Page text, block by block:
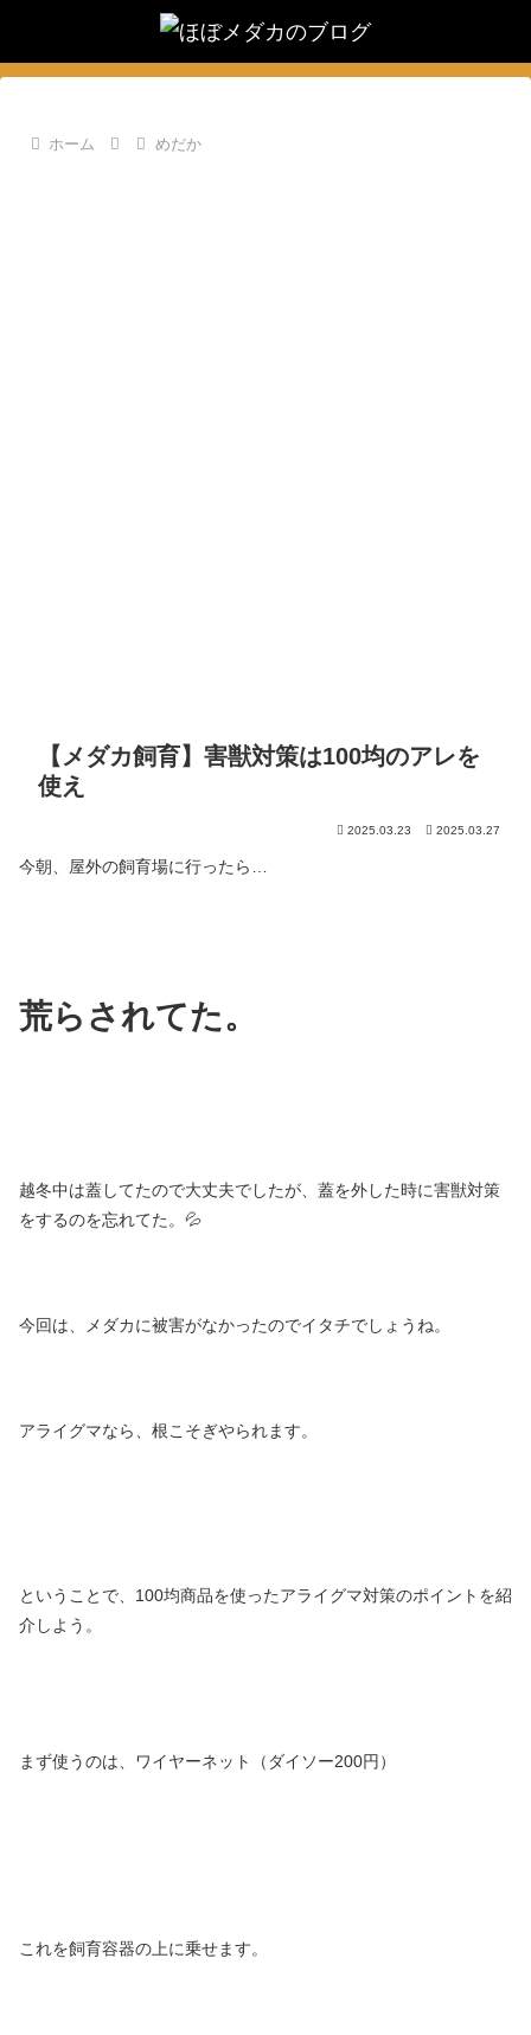
ホーム めだか
【メダカ飼育】害獣対策は100均のアレを
使え
2025.03.23 2025.03.27
今朝、屋外の飼育場に行ったら…
荒らされてた。
越冬中は蓋してたので大丈夫でしたが、蓋を外した時に害獣対策
をするのを忘れてた。💦
今回は、メダカに被害がなかったのでイタチでしょうね。
アライグマなら、根こそぎやられます。
ということで、100均商品を使ったアライグマ対策のポイントを紹
介しよう。
まず使うのは、ワイヤーネット（ダイソー200円）
これを飼育容器の上に乗せます。